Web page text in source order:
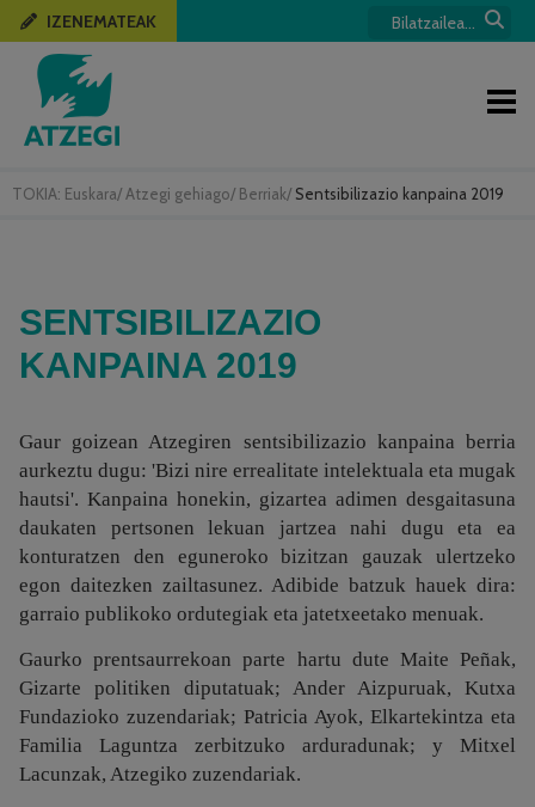
TOKIA: Euskara/ Atzegi gehiago/ Berriak/ Sentsibilizazio kanpaina 2019
IZENEMATEAK
SENTSIBILIZAZIO
KANPAINA 2019
Gaur goizean Atzegiren sentsibilizazio kanpaina berria
aurkeztu dugu: 'Bizi nire errealitate intelektuala eta mugak
hautsi'. Kanpaina honekin, gizartea adimen desgaitasuna
daukaten pertsonen lekuan jartzea nahi dugu eta ea
konturatzen den eguneroko bizitzan gauzak ulertzeko
egon daitezken zailtasunez. Adibide batzuk hauek dira:
garraio publikoko ordutegiak eta jatetxeetako menuak.
Gaurko prentsaurrekoan parte hartu dute Maite Peñak,
Gizarte politiken diputatuak; Ander Aizpuruak, Kutxa
Fundazioko zuzendariak; Patricia Ayok, Elkartekintza eta
Familia Laguntza zerbitzuko arduradunak; y Mitxel
Lacunzak, Atzegiko zuzendariak.